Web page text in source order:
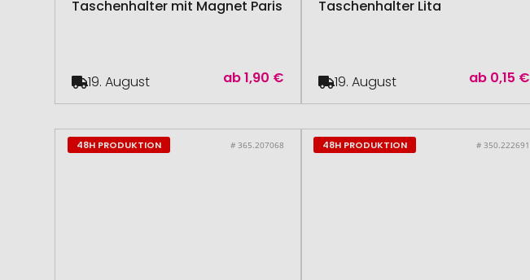
Taschenhalter mit Magnet Paris
ab1,90 €
19. August
Taschenhalter Lita
ab 0,15 €
19. August
48H PRODUKTION # 365.207068 48H PRODUKTION # 350.222691